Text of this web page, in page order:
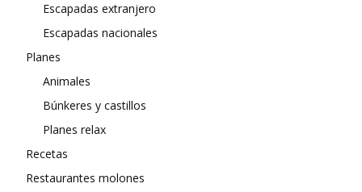
Escapadas extranjero
Escapadas nacionales
Planes
Animales
Búnkeres y castillos
Planes relax
Recetas
Restaurantes molones